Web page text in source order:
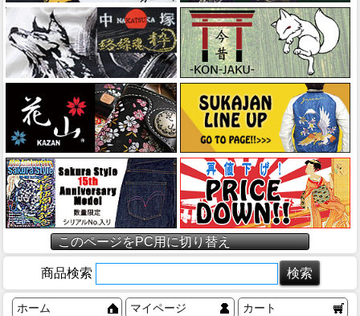
このページをPC用に切り替え
商品検索
ホーム マイページ カート